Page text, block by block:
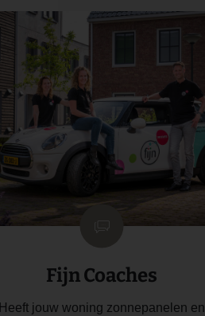
Fijn Coaches
Heeft jouw woning zonnepanelen en